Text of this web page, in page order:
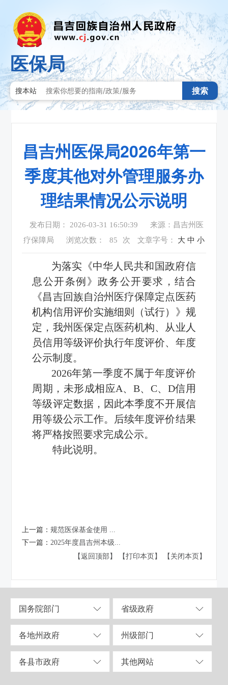
医保局
搜本站 搜索
昌吉州医保局2026年第一
季度其他对外管理服务办
理结果情况公示说明
发布日期： 2026-03-31 16:50:39
来源：昌吉州医
疗保障局
浏览次数： 85 次 文章字号： 大 中 小
为落实《中华人民共和国政府信
息公开条例》政务公开要求，结合
《昌吉回族自治州医疗保障定点医药
机构信用评价实施细则（试行）》规
定，我州医保定点医药机构、从业人
员信用等级评价执行年度评价、年度
公示制度。
2026年第一季度不属于年度评价
周期，未形成相应A、B、C、D信用
等级评定数据，因此本季度不开展信
用等级公示工作。后续年度评价结果
将严格按照要求完成公示。
特此说明。
上一篇：规范医保基金使用 ...
下一篇： 2025年度昌吉州本级...
【返回顶部】
【打印本页】 【关闭本页】
国务院部门 省级政府
各地州政府 州级部门
各县市政府 其他网站